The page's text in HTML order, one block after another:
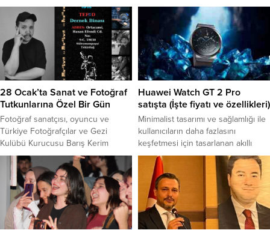
ilçede vatandaşlarla buluşmaya
devam ediyor. Çalışmalar
kapsamında Malkara’da bir dizi
ziyaret gerçekleştiren Candan
Yüceer, esnaf ve vatandaşlarla bir
araya geldi. Candan Yüceer,
Malkara Belediye Başkan Adayı
Nergiz Karaağaçlı Öztürk ve
Malkara İlçe Başkanı İsmail Uzun’un
da eşlik ettiği ziyaretler kapsamında
ilk...
ve EarPods kulaklığın olmayacağı
iddia edilmişti. Söz konusu iddialar
şirketin salı akşamı
gerçekleştirdiğiği lansmandan
sonra resmiyet kazandı. iPhone 12
serisinin kutusunda şarj adaptörü
ve kulaklık yer almıyor. Başka bir
deyişle iPhone 12 alan bir kişi şarj
adaptör ve...
28 Ocak’ta Sanat ve Fotoğraf
Tutkunlarına Özel Bir Gün
Fotoğraf sanatçısı, oyuncu ve
Türkiye Fotoğrafçılar ve Gezi
Kulübü Kurucusu Barış Kerim
Cesur, Tekirdağ’da bir dizi etkinlik
ve fotoğraf üzerine söyleşi
gerçekleştirecek. 28 Ocak’ta ilk
olarak Çorlu’da bir radyo
programına konuk olacak olan
Cesur, fotoğraf sanatı, genel sanat
kavramları ve bu alandaki
Huawei Watch GT 2 Pro
satışta (İşte fiyatı ve özellikleri)
Minimalist tasarımı ve sağlamlığı ile
kullanıcıların daha fazlasını
keşfetmesi için tasarlanan akıllı
saat, dış mekan sporlarında bile
çizilmeye karşı dayanıklı safir cam
saat kadranına sahip.